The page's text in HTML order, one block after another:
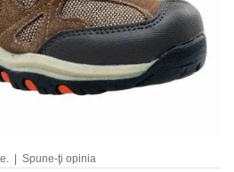
Spune-ţi opinia